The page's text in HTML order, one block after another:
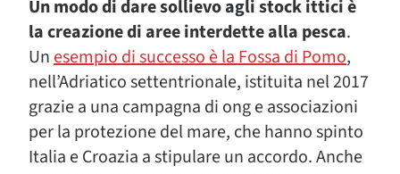
Un modo di dare sollievo agli stock ittici è
la creazione di aree interdette alla pesca.
Unesempio di successo è la Fossa di Pomo,
nell’Adriatico settentrionale, istituita nel 2017
grazie a una campagna di ong e associazioni
per la protezione del mare, che hanno spinto
Italia e Croazia a stipulare un accordo. Anche